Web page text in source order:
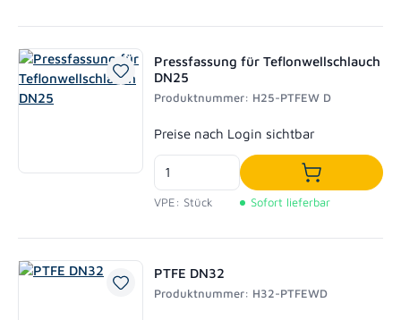
Pressfassung für Teflonwellschlauch
DN25
Produktnummer: H25-PTFEW D
Regulärer Preis:
Preise nach Login sichtbar
VPE: Stück
In den
Sofort lieferbar
PTFE DN32
Produktnummer: H32-PTFEWD